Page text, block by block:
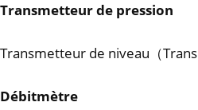
Transmetteur de pression
Transmetteur de niveau（
Débitmètre